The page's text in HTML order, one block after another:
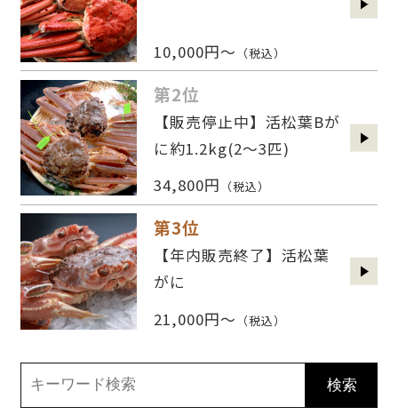
10,000円～ （税込）
第2位
【販売停止中】活松葉Bが
に約1.2kg(2〜3匹)
34,800円 （税込）
第3位
【年内販売終了】活松葉
がに
21,000円～ （税込）